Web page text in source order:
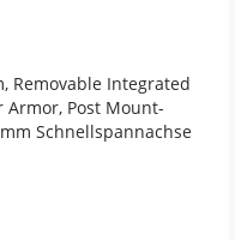
Removable Integrated
Post Mount-
Schnellspannachse